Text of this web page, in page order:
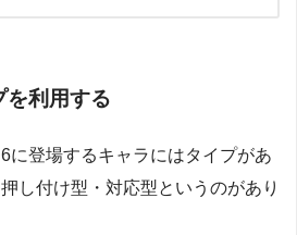
を利用する
に登場するキャラにはタイプがあ
し付け型・対応型というのがあり